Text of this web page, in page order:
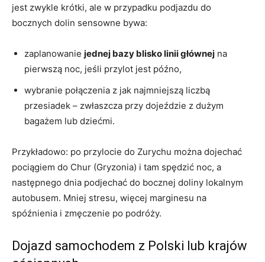
jest zwykle krótki, ale w przypadku podjazdu do
bocznych dolin sensowne bywa:
zaplanowanie jednej bazy blisko linii głównej na
pierwszą noc, jeśli przylot jest późno,
wybranie połączenia z jak najmniejszą liczbą
przesiadek – zwłaszcza przy dojeździe z dużym
bagażem lub dziećmi.
Przykładowo: po przylocie do Zurychu można dojechać
pociągiem do Chur (Gryzonia) i tam spędzić noc, a
następnego dnia podjechać do bocznej doliny lokalnym
autobusem. Mniej stresu, więcej marginesu na
spóźnienia i zmęczenie po podróży.
Dojazd samochodem z Polski lub krajów